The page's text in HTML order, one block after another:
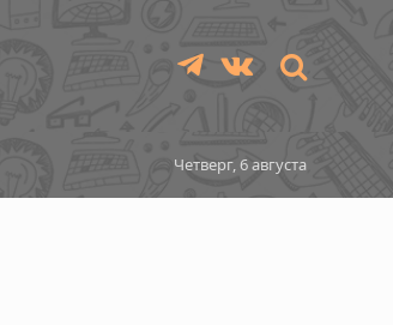
TelegramVKontakte
Четверг, 6 августа